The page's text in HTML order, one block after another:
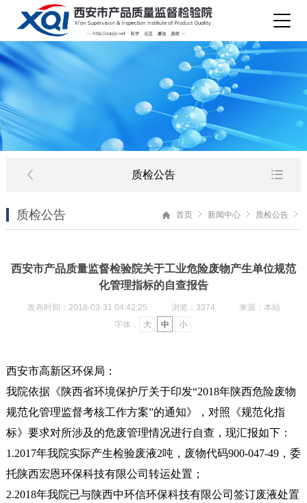
质检公告
质检公告 首页 新闻中心 质检公告
西安市产品质量监督检验院关于工业危险废物产生单位规范
化管理指标的自查报告
发布时间：2018-03-31 04:42:25 浏览：3374
来源：本站
字体：
大 中 小
西安市高新区环保局：
我院依据《陕西省环境保护厅关于印发“2018年陕西危险废物
规范化管理监督考核工作方案”的通知》，对照《规范化指
标》要求对所涉及的危废管理情况进行自查，现汇报如下：
1.2017年我院实际产生检验废液2吨，废物代码900-047-49，委
托陕西宏恩环保科技有限公司转运处置；
2.2018年我院已与陕西中环信环保科技有限公司签订废液处置